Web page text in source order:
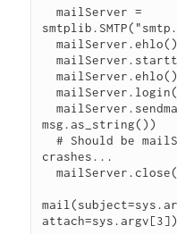
  mailServer =
  mailServer.ehlo()
  mailServer.starttls()
  mailServer.ehlo()
  mailServer.login(gmail_user, gmail_pwd)
  mailServer.sendmail(gmail_user, to,
msg.as_string())
  # Should be mailServer.quit(), but that
crashes...
  mailServer.close()